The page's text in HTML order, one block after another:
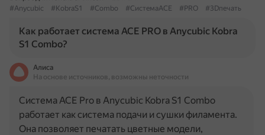
#Anycubic
#KobraS1 #Combo #СистемаACE #PRO #3Dпечать
Как работает система ACE PRO в Anycubic Kobra
S1 Combo?
Алиса
На основе источников, возможны неточности
Система ACE Pro в Anycubic Kobra S1 Combo
работает как система подачи и сушки филамента.
Она позволяет печатать цветные модели,